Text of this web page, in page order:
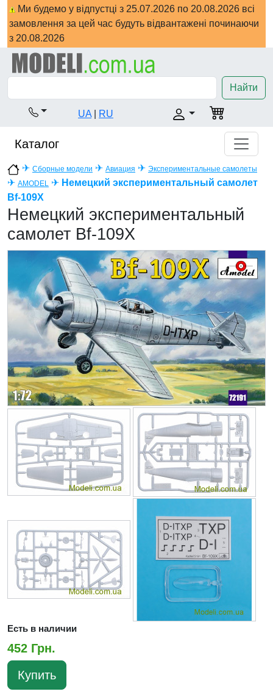
Ми будемо у відпустці з 25.07.2026 по 20.08.2026 всі
замовлення за цей час будуть відвантажені починаючи
з 20.08.2026
Найти
UA RU
Каталог
✈ Сборные модели ✈ Авиация ✈ Экспериментальные самолеты
✈ AMODEL ✈ Немецкий экспериментальный самолет
Bf-109X
Немецкий экспериментальный
самолет Bf-109X
Есть в наличии
452 Грн.
Купить